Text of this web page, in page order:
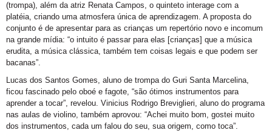
(trompa), além da atriz Renata Campos, o quinteto interage com a
platéia, criando uma atmosfera única de aprendizagem. A proposta do
conjunto é de apresentar para as crianças um repertório novo e incomum
na grande mídia: “o intuito é passar para elas [crianças] que a música
erudita, a música clássica, também tem coisas legais e que podem ser
bacanas”.
Lucas dos Santos Gomes, aluno de trompa do Guri Santa Marcelina,
ficou fascinado pelo oboé e fagote, “são ótimos instrumentos para
aprender a tocar”, revelou. Vinicius Rodrigo Breviglieri, aluno do programa
nas aulas de violino, também aprovou: “Achei muito bom, gostei muito
dos instrumentos, cada um falou do seu, sua origem, como toca”.